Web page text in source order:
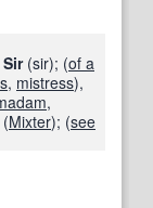
Sir(sir); (of a
, mistress),
,
(Mixter); (see